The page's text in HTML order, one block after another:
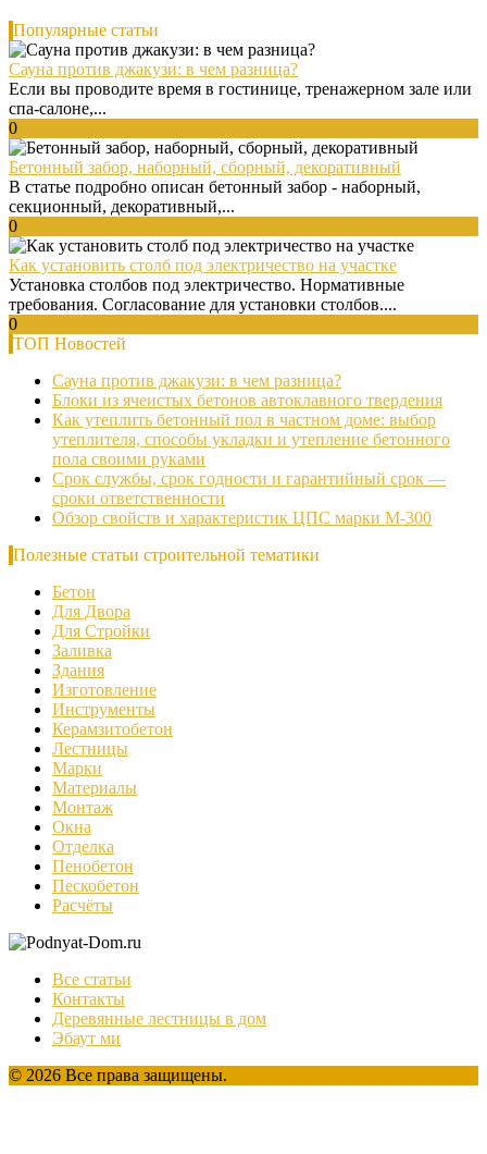
Популярные статьи
Сауна против джакузи: в чем разница?
Если вы проводите время в гостинице, тренажерном зале или
спа-салоне,...
0
Бетонный забор, наборный, сборный, декоративный
В статье подробно описан бетонный забор - наборный,
секционный, декоративный,...
0
Как установить столб под электричество на участке
Установка столбов под электричество. Нормативные
требования. Согласование для установки столбов....
0
ТОП Новостей
Сауна против джакузи: в чем разница?
Блоки из ячеистых бетонов автоклавного твердения
Как утеплить бетонный пол в частном доме: выбор
утеплителя, способы укладки и утепление бетонного
пола своими руками
Срок службы, срок годности и гарантийный срок —
сроки ответственности
Обзор свойств и характеристик ЦПС марки М-300
Полезные статьи строительной тематики
Бетон
Для Двора
Для Стройки
Заливка
Здания
Изготовление
Инструменты
Керамзитобетон
Лестницы
Марки
Материалы
Монтаж
Окна
Отделка
Пенобетон
Пескобетон
Расчёты
Все статьи
Контакты
Деревянные лестницы в дом
Эбаут ми
© 2026 Все права защищены.